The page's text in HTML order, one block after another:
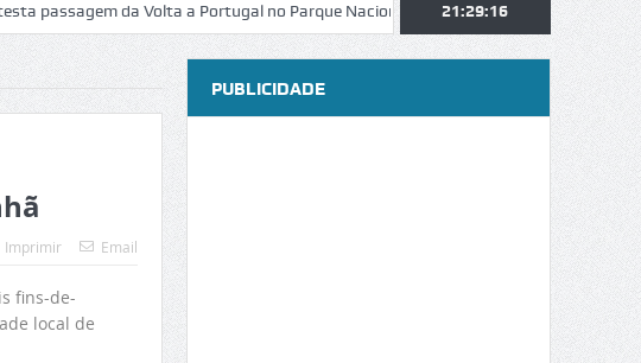
da Volta a Portugal no Parque Nacional da Peneda-Gerês Esposende.
21:29:17
Imprimir Email
fins-de-
local de
PUBLICIDADE